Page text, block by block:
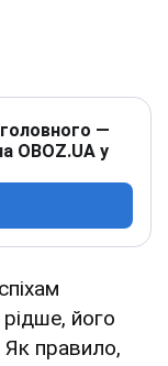
—
OBOZ.UA у
його
Як правило,